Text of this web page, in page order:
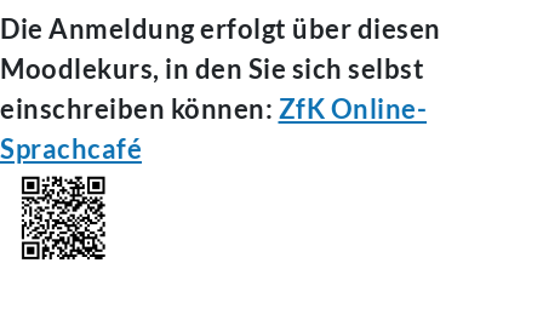
Die Anmeldung erfolgt über diesen
Moodlekurs, in den Sie sich selbst
einschreiben können: ZfK Online-
Sprachcafé